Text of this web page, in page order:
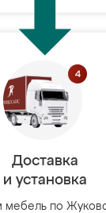
Доставка
и установка
мебель по